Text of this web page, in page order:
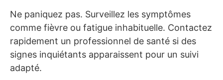
Ne paniquez pas. Surveillez les symptômes
comme fièvre ou fatigue inhabituelle. Contactez
rapidement un professionnel de santé si des
signes inquiétants apparaissent pour un suivi
adapté.